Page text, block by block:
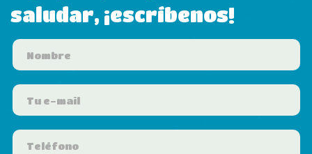
saludar, ¡escríbenos!